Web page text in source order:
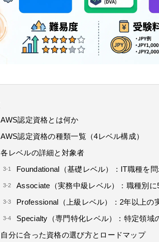
AWS認定資格とは何か
AWS認定資格の種類一覧（4レベル構成）
各レベルの詳細と対象者
Foundational（基礎レベル）：IT職種を
Associate（実務中級レベル）：職種別に
Professional（上級レベル）：2年以上の
Specialty（専門特化レベル）：特定領域
自分に合った資格の選び方とロードマップ